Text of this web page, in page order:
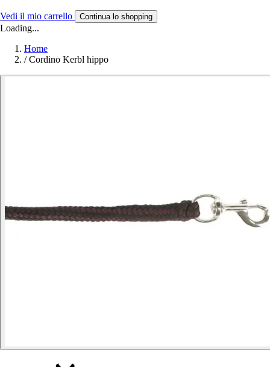
Vedi il mio carrello Continua lo shopping
Loading...
Home
/ Cordino Kerbl hippo